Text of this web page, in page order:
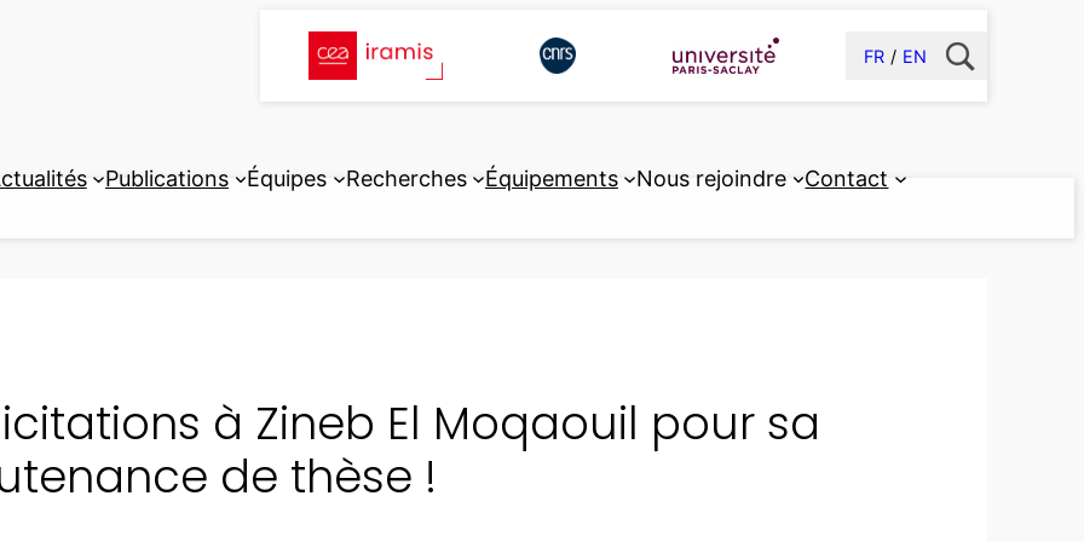
FR EN
Publications Équipes Recherches Équipements Nous rejoindre Contact
à Zineb El Moqaouil pour sa
de thèse !